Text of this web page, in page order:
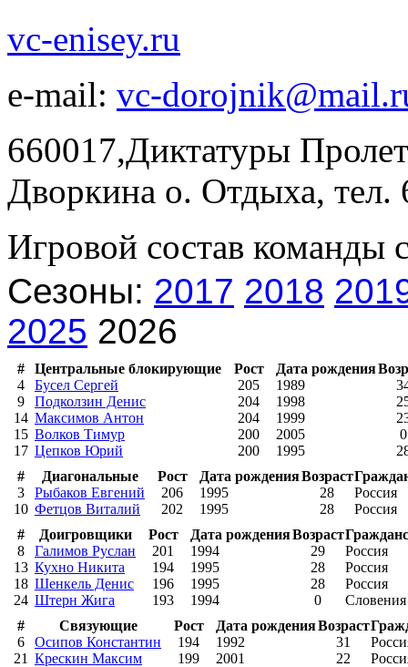
vc-enisey.ru
e-mail: vc-
660017,Диктатуры
Дворкина о. Отдыха, тел.
Игровой состав команды
Сезоны: 2017 2018
2025 2026
# Центральные блокирующие Рост Дата рождения
4
Бусел Сергей 205 1989
9
Подколзин Денис 204 1998
14 Максимов Антон 204 1999
15 Волков Тимур 200 2005
0
17 Цепков Юрий 200 1995
#
Диагональные Рост Дата рожденияВозраст
3
Рыбаков Евгений 206 1995 28
Россия
10 Фетцов Виталий 202 1995 28
Россия
#
Доигровщики Рост Дата рожденияВозраст
8
Галимов Руслан 201 1994 29
Россия
13 Кухно Никита 194 1995 28
Россия
18 Шенкель Денис 196 1995 28
Россия
24 Штерн Жига 193 1994 0
Словения
#
Связующие Рост Дата рожденияВозраст
6
Осипов Константин 194 1992 31
21 Крескин Максим 199 2001 22